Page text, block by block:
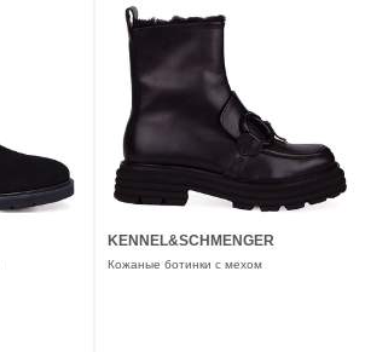
KENNEL&SCHMENGER
Кожаные ботинки с мехом